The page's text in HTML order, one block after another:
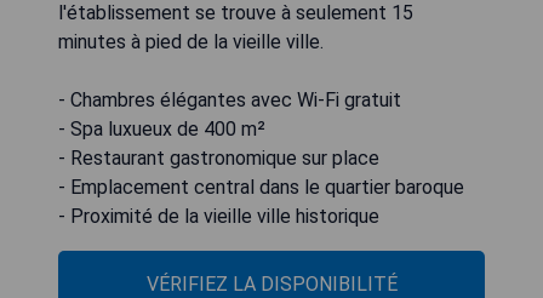
l'établissement se trouve à seulement 15
minutes à pied de la vieille ville.
- Chambres élégantes avec Wi-Fi gratuit
- Spa luxueux de 400 m²
- Restaurant gastronomique sur place
- Emplacement central dans le quartier baroque
- Proximité de la vieille ville historique
VÉRIFIEZ LA DISPONIBILITÉ